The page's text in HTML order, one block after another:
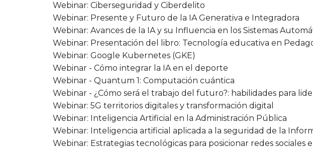
Webinar: Ciberseguridad y Ciberdelito
Webinar: Presente y Futuro de la IA Generativa e Integradora
Webinar: Avances de la IA y su Influencia en los Sistemas
Webinar: Presentación del libro: Tecnología educativa en
Webinar: Google Kubernetes (GKE)
Webinar - Cómo integrar la IA en el deporte
Webinar - Quantum 1: Computación cuántica
Webinar - ¿Cómo será el trabajo del futuro?: habilidades para
Webinar: 5G territorios digitales y transformación digital
Webinar: Inteligencia Artificial en la Administración Pública
Webinar: Inteligencia artificial aplicada a la seguridad de la
Webinar: Estrategias tecnológicas para posicionar redes sociales